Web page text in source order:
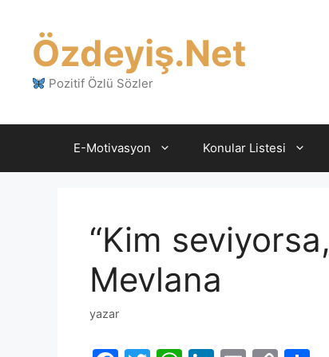
Özdeyiş.Net
Pozitif Özlü Sözler
E-Motivasyon Konular Listesi
“Kim
Mevlana
yazar